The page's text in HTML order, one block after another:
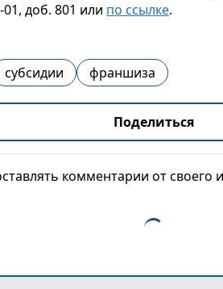
доб. 801 или по ссылке.
субсидии франшиза
Поделиться
комментарии от своего